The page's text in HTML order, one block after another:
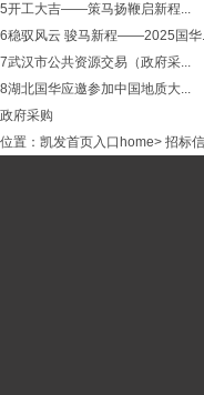
5开工大吉——策马扬鞭启新程...
6稳驭风云 骏马新程——2025国华
7武汉市公共资源交易（政府采...
8湖北国华应邀参加中国地质大...
政府采购
位置： 凯发首页入口home> 招标